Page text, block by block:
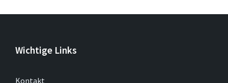
Wichtige Links
Kontakt